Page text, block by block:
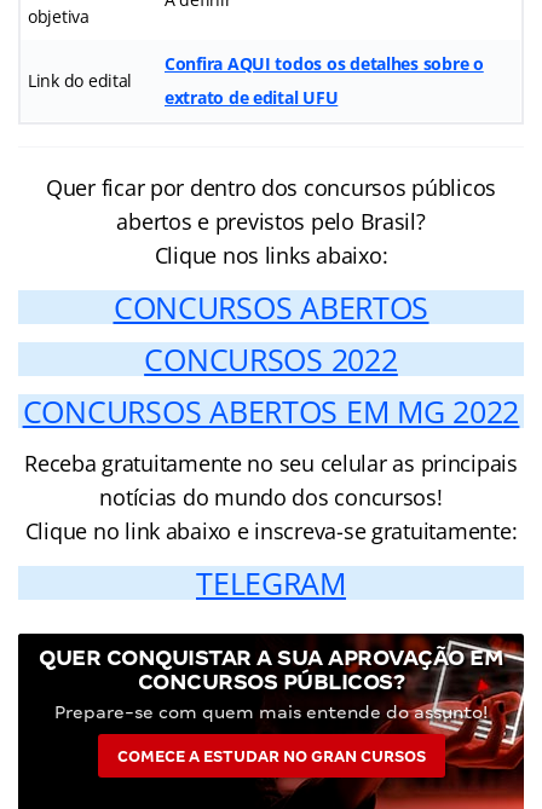
objetiva
Link do edital
Confira AQUI todos os detalhes sobre o
extrato de edital UFU
Quer ficar por dentro dos concursos públicos
abertos e previstos pelo Brasil?
Clique nos links abaixo:
CONCURSOS ABERTOS
CONCURSOS 2022
CONCURSOS ABERTOS EM MG 2022
Receba gratuitamente no seu celular as principais
notícias do mundo dos concursos!
Clique no link abaixo e inscreva-se gratuitamente:
TELEGRAM
QUER CONQUISTAR A SUA APROVAÇÃO EM
CONCURSOS PÚBLICOS?
Prepare-se com quem mais entende do assunto!
COMECE A ESTUDAR NO GRAN CURSOS